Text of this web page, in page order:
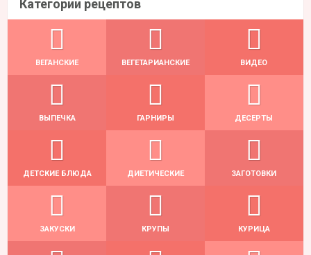
Категории рецептов
ВЕГАНСКИЕ ВЕГЕТАРИАНСКИЕ ВИДЕО
ВЫПЕЧКА ГАРНИРЫ ДЕСЕРТЫ
ДЕТСКИЕ БЛЮДА ДИЕТИЧЕСКИЕ ЗАГОТОВКИ
ЗАКУСКИ КРУПЫ КУРИЦА